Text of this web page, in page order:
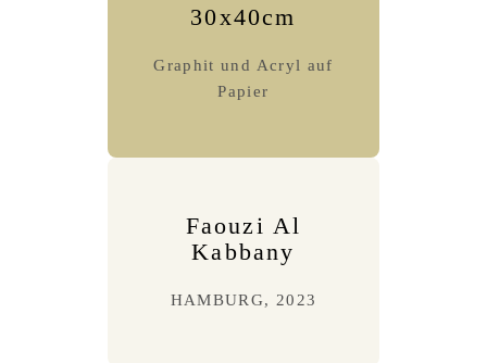
30x40cm
Graphit und Acryl auf
Papier
Faouzi Al
Kabbany
HAMBURG, 2023